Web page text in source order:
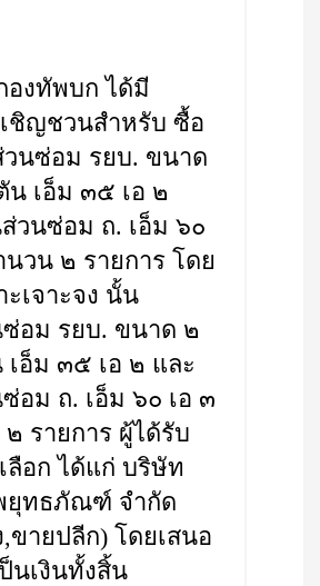
องทัพบก ได้มี
ชิญชวนสำหรับ ซื้อ
นซ่อม รยบ. ขนาด
น เอ็ม ๓๕ เอ ๒
วนซ่อม ถ. เอ็ม ๖๐
นวน ๒ รายการ โดย
ะเจาะจง นั้น
อม รยบ. ขนาด ๒
เอ็ม ๓๕ เอ ๒ และ
อม ถ. เอ็ม ๖๐ เอ ๓
รายการ ผู้ได้รับ
ลือก ได้แก่ บริษัท
ยุทธภัณฑ์ จำกัด
ขายปลีก) โดยเสนอ
นเงินทั้งสิ้น